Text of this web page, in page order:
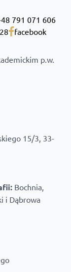
791 071 606
facebook
p.w.
15/3, 33-
Bochnia,
i Dąbrowa